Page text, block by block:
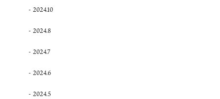
2024.10
2024.8
2024.7
2024.6
2024.5